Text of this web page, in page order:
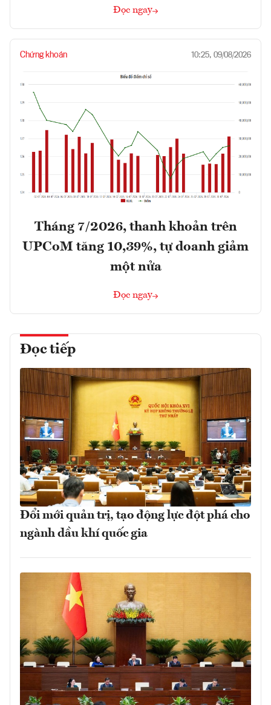
Đọc ngay
Chứng khoán 10:25, 09/08/2026
Tháng 7/2026, thanh khoản trên
UPCoM tăng 10,39%, tự doanh giảm
một nửa
Đọc ngay
Đọc tiếp
Đổi mới quản trị, tạo động lực đột phá cho
ngành dầu khí quốc gia